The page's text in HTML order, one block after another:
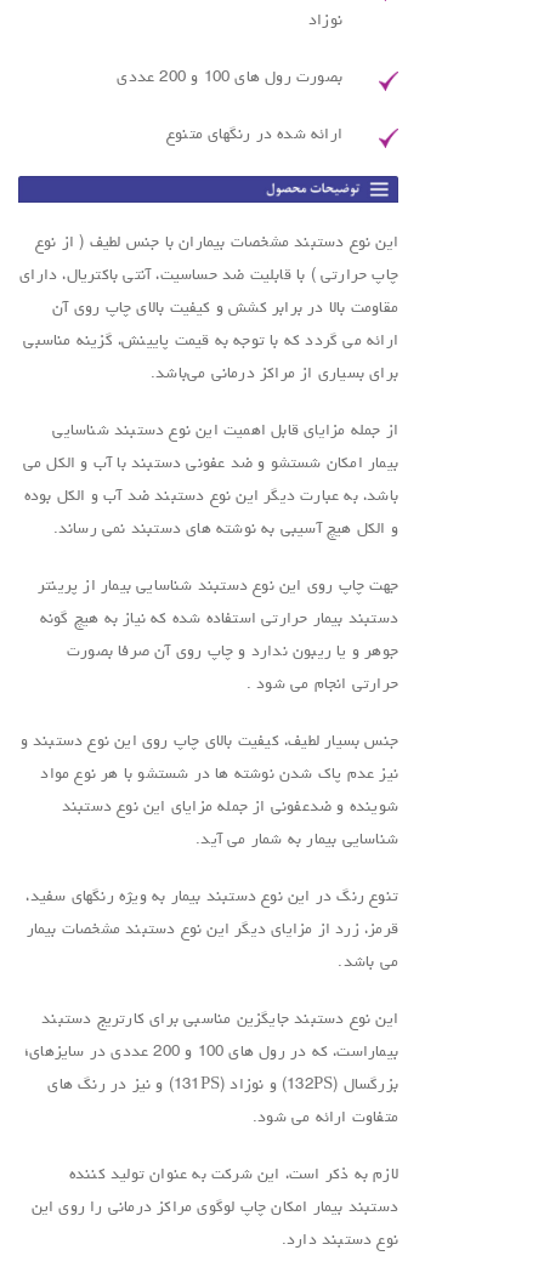
نوزاد
بصورت رول های 100 و 200 عددی
ارائه شده در رنگهای متنوع
این نوع دستبند مشخصات بیماران با جنس لطیف ( از نوع
چاپ حرارتی ) با قابلیت ضد حساسیت، آنتی باکتریال، دارای
مقاومت بالا در برابر کشش و کیفیت بالای چاپ روی آن
ارائه می گردد که با توجه به قیمت پایینش، گزینه مناسبی
برای بسیاری از مراکز درمانی می‌باشد.
از جمله مزایای قابل اهمیت این نوع دستبند شناسایی
بیمار امکان شستشو و ضد عفونی دستبند با آب و الکل می
باشد، به عبارت دیگر این نوع دستبند ضد آب و الکل بوده
و الکل هیچ آسیبی به نوشته های دستبند نمی رساند.
جهت چاپ روی این نوع دستبند شناسایی بیمار از پرینتر
دستبند بیمار حرارتی استفاده شده که نیاز به هیچ گونه
جوهر و یا ریبون ندارد و چاپ روی آن صرفا بصورت
حرارتی انجام می شود .
جنس بسیار لطیف، کیفیت بالای چاپ روی این نوع دستبند و
نیز عدم پاک شدن نوشته ها در شستشو با هر نوع مواد
شوینده و ضدعفونی از جمله مزایای این نوع دستبند
شناسایی بیمار به شمار می آید.
تنوع رنگ در این نوع دستبند بیمار به ویژه رنگهای سفید،
قرمز، زرد از مزایای دیگر این نوع دستبند مشخصات بیمار
می باشد.
این نوع دستبند جایگزین مناسبی برای کارتریج دستبند
بیماراست، که در رول های 100 و 200 عددی در سایزهای؛
بزرگسال (132PS) و نوزاد (131PS) و نیز در رنگ های
متفاوت ارائه می شود.
لازم به ذکر است، این شرکت به عنوان تولید کننده
دستبند بیمار امکان چاپ لوگوی مراکز درمانی را روی این
نوع دستبند دارد.